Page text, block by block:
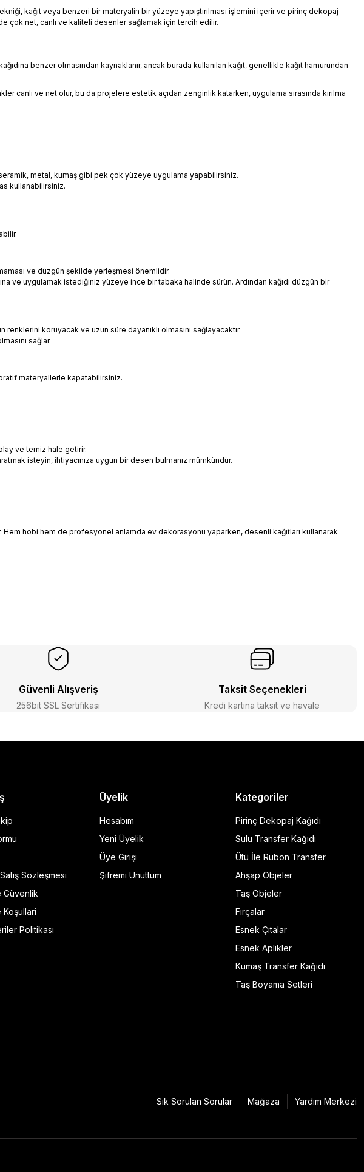
kağıt veya benzeri bir materyalin bir yüzeye yapıştırılması işlemini içerir ve pirinç dekopaj
çok net, canlı ve kaliteli desenler sağlamak için tercih edilir.
benzer olmasından kaynaklanır, ancak burada kullanılan kağıt, genellikle kağıt hamurundan
canlı ve net olur, bu da projelere estetik açıdan zenginlik katarken, uygulama sırasında kırılma
metal, kumaş gibi pek çok yüzeye uygulama yapabilirsiniz.
kullanabilirsiniz.
ve düzgün şekilde yerleşmesi önemlidir.
ve uygulamak istediğiniz yüzeye ince bir tabaka halinde sürün. Ardından kağıdı düzgün bir
koruyacak ve uzun süre dayanıklı olmasını sağlayacaktır.
sağlar.
materyallerle kapatabilirsiniz.
ve temiz hale getirir.
isteyin, ihtiyacınıza uygun bir desen bulmanız mümkündür.
hobi hem de profesyonel anlamda ev dekorasyonu yaparken, desenli kağıtları kullanarak
Güvenli Alışveriş
256bit SSL Sertifikası
Taksit Seçenekleri
Kredi kartına taksit ve havale
Sözleşmesi
Güvenlik
Koşullari
Politikası
Üyelik
Hesabım
Yeni Üyelik
Üye Girişi
Şifremi Unuttum
Kategoriler
Pirinç Dekopaj Kağıdı
Sulu Transfer Kağıdı
Ütü İle Rubon Transfer
Ahşap Objeler
Taş Objeler
Fırçalar
Esnek Çıtalar
Esnek Aplikler
Kumaş Transfer Kağıdı
Taş Boyama Setleri
Sık Sorulan Sorular Mağaza Yardım Merkezi